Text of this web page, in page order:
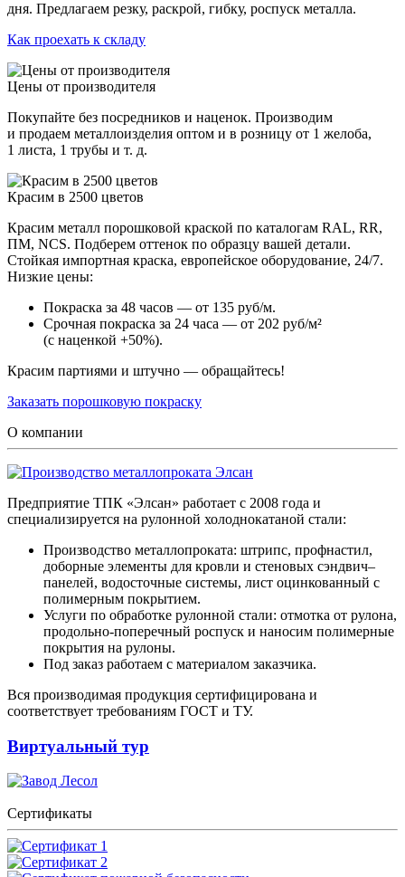
дня. Предлагаем резку, раскрой, гибку, роспуск металла.
Как проехать к складу
Цены от производителя
Покупайте без посредников и наценок. Производим
и продаем металлоизделия оптом и в розницу от 1 желоба,
1 листа, 1 трубы и т. д.
Красим в 2500 цветов
Красим металл порошковой краской по каталогам RAL, RR,
ПМ, NCS. Подберем оттенок по образцу вашей детали.
Стойкая импортная краска, европейское оборудование, 24/7.
Низкие цены:
Покраска за 48 часов — от 135 руб/м.
Срочная покраска за 24 часа — от 202 руб/м²
(с наценкой +50%).
Красим партиями и штучно — обращайтесь!
Заказать порошковую покраску
О компании
Предприятие ТПК «Элсан» работает с 2008 года и
специализируется на рулонной холоднокатаной стали:
Производство металлопроката: штрипс, профнастил,
доборные элементы для кровли и стеновых сэндвич–
панелей, водосточные системы, лист оцинкованный с
полимерным покрытием.
Услуги по обработке рулонной стали: отмотка от рулона,
продольно-поперечный роспуск и наносим полимерные
покрытия на рулоны.
Под заказ работаем с материалом заказчика.
Вся производимая продукция сертифицирована и
соответствует требованиям ГОСТ и ТУ.
Виртуальный тур
Сертификаты